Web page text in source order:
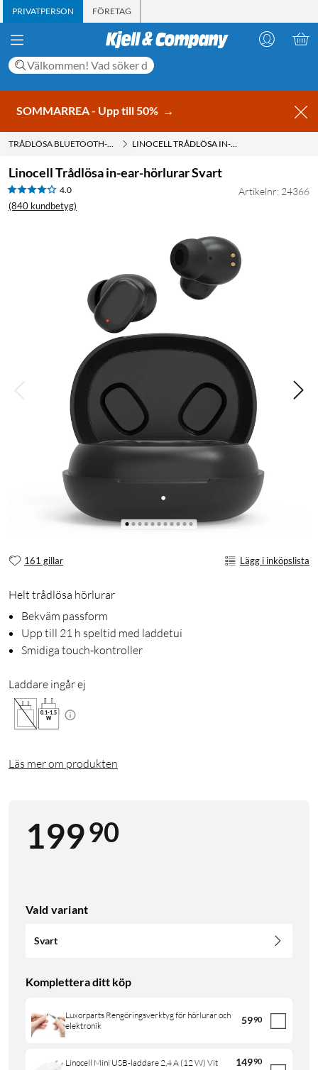
PRIVATPERSON FÖRETAG
SOMMARREA - Upp till 50% →
TRÅDLÖSA BLUETOOTH-HÖRLURAR LINOCELL TRÅDLÖSA IN-EAR-HÖRLURAR SVART
Linocell Trådlösa in-ear-hörlurar Svart
4.0
(840 kundbetyg)
Artikelnr: 24366
161 gillar Lägg i inköpslista
Helt trådlösa hörlurar
Bekväm passform
Upp till 21 h speltid med laddetui
Smidiga touch-kontroller
Laddare ingår ej
0.1-1.5
W
Läs mer om produkten
19990
Vald variant
Svart
Komplettera ditt köp
Luxorparts Rengöringsverktyg för hörlurar och
elektronik
5990
Linocell Mini USB-laddare 2,4 A (12 W) Vit 14990